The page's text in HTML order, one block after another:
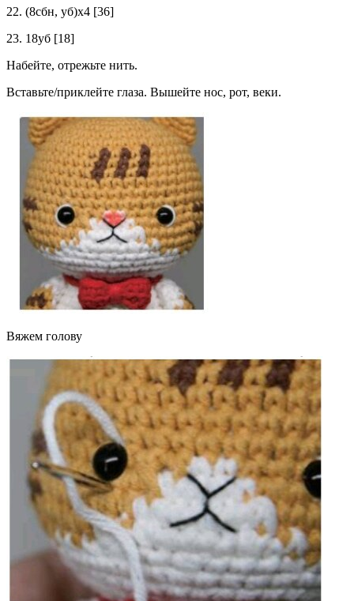
22. (8сбн, уб)х4 [36]
23. 18уб [18]
Набейте, отрежьте нить.
Вставьте/приклейте глаза. Вышейте нос, рот, веки.
Вяжем голову